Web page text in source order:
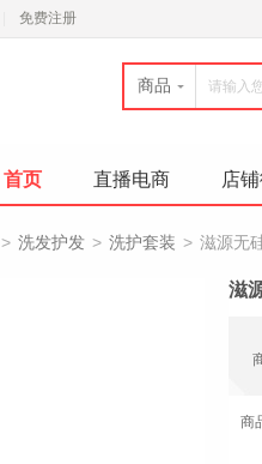
免费注册
商品
首页 直播电商 店
> 洗发护发 > 洗护套装 > 滋源无
滋
商